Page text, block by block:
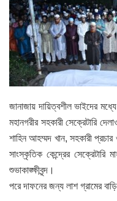
জানাজায় দায়িত্বশীল ভাইদের
মহানগরীর সহকারী সেক্রেটারি
শাহিন আহম্মদ খান, সহকারী
সাংস্কৃতিক কেন্দ্রের সেক্রেটারি
শুভাকাঙ্ক্ষীবৃন্দ।
পরে দাফনের জন্য লাশ গ্রামের